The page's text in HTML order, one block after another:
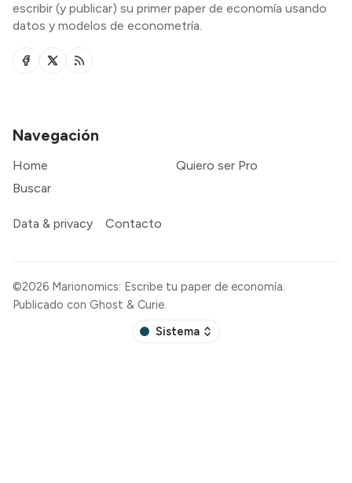
escribir (y publicar) su primer paper de economía usando
datos y modelos de econometría.
Navegación
Home
Quiero ser Pro
Buscar
Data & privacy Contacto
©2026 Marionomics: Escribe tu paper de economía.
Publicado con Ghost & Curie.